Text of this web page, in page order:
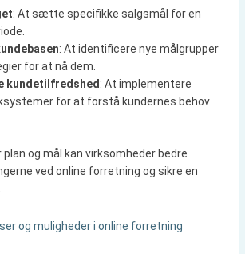
: At sætte specifikke salgsmål for en
: At identificere nye målgrupper
for at nå dem.
kundetilfredshed: At implementere
for at forstå kundernes behov
plan og mål kan virksomheder bedre
ved online forretning og sikre en
og muligheder i online forretning